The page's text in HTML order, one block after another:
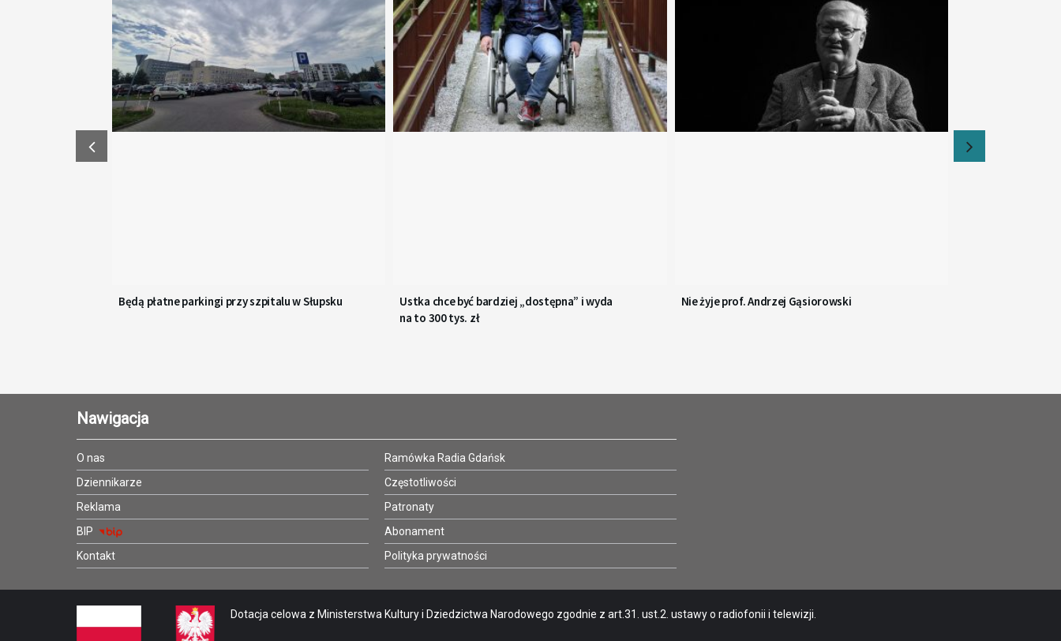
Będą płatne parkingi przy szpitalu w Słupsku
Ustka chce być bardziej „dostępna” i wyda
na to 300 tys. zł
Nie żyje prof. Andrzej Gąsiorowski
Nawigacja
O nas
Dziennikarze
Reklama
BIP
Kontakt
Ramówka Radia Gdańsk
Częstotliwości
Patronaty
Abonament
Polityka prywatności
Dotacja celowa z Ministerstwa Kultury i Dziedzictwa Narodowego zgodnie z art.31. ust.2. ustawy o radiofonii i telewizji.